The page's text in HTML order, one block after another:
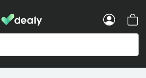
Dealy - Kotelot ja tarvikkeet